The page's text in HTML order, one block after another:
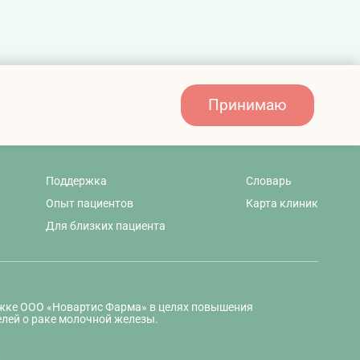
Поддержка
Опыт пациентов
Для близких пациента
Словарь
Карта клиник
ООО «Новартис Фарма» в целях повышения
о раке молочной железы.
Принимаю